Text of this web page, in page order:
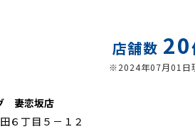
店舗数 20
※2024年07月01日
妻恋坂店
６丁目５－１２